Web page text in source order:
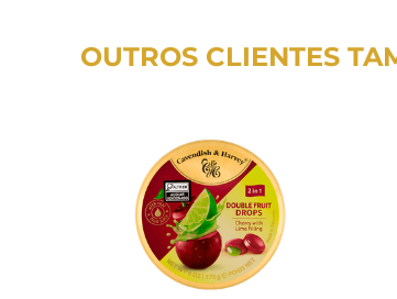
OUTROS CLIENTES